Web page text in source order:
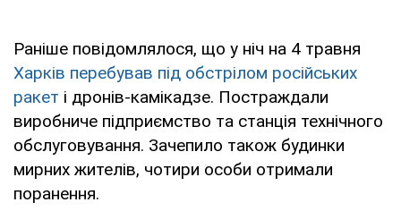
Раніше повідомлялося, що у ніч на 4 травня
Харків перебував під обстрілом російських
ракет і дронів-камікадзе. Постраждали
виробниче підприємство та станція технічного
обслуговування. Зачепило також будинки
мирних жителів, чотири особи отримали
поранення.